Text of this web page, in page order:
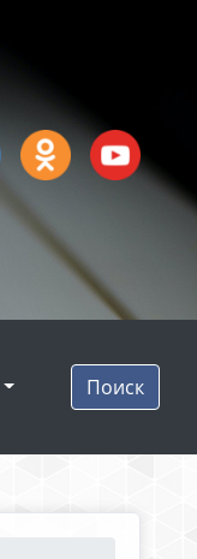
Поиск